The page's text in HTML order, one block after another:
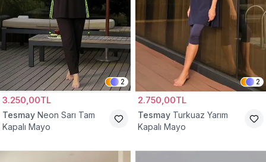
2
3.250,00TL
Tesmay Neon Sarı Tam
Kapalı Mayo
2
2.750,00TL
Tesmay Turkuaz Yarım
Kapalı Mayo